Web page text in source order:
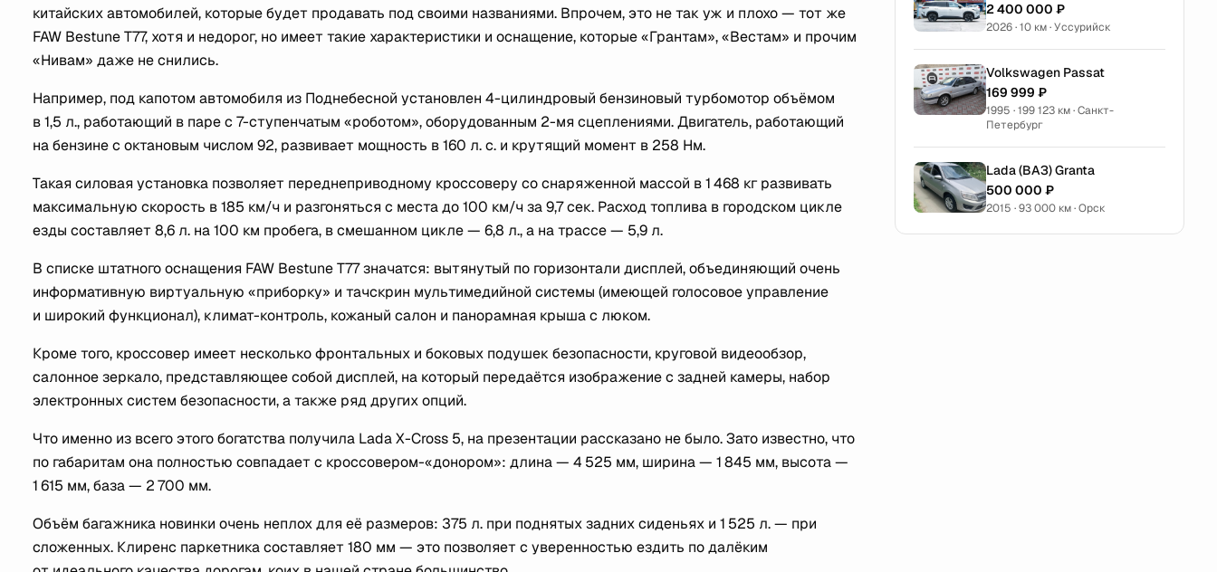
китайских автомобилей, которые будет продавать под своими названиями. Впрочем, это не так уж и плохо — тот же
FAW Bestune T77, хотя и недорог, но имеет такие характеристики и оснащение, которые «Грантам», «Вестам» и прочим
«Нивам» даже не снились.
Например, под капотом автомобиля из Поднебесной установлен 4-цилиндровый бензиновый турбомотор объёмом
в 1,5 л., работающий в паре с 7-ступенчатым «роботом», оборудованным 2-мя сцеплениями. Двигатель, работающий
на бензине с октановым числом 92, развивает мощность в 160 л. с. и крутящий момент в 258 Нм.
Такая силовая установка позволяет переднеприводному кроссоверу со снаряженной массой в 1 468 кг развивать
максимальную скорость в 185 км/ч и разгоняться с места до 100 км/ч за 9,7 сек. Расход топлива в городском цикле
езды составляет 8,6 л. на 100 км пробега, в смешанном цикле — 6,8 л., а на трассе — 5,9 л.
В списке штатного оснащения FAW Bestune T77 значатся: вытянутый по горизонтали дисплей, объединяющий очень
информативную виртуальную «приборку» и тачскрин мультимедийной системы (имеющей голосовое управление
и широкий функционал), климат-контроль, кожаный салон и панорамная крыша с люком.
Кроме того, кроссовер имеет несколько фронтальных и боковых подушек безопасности, круговой видеообзор,
салонное зеркало, представляющее собой дисплей, на который передаётся изображение с задней камеры, набор
электронных систем безопасности, а также ряд других опций.
Что именно из всего этого богатства получила Lada X-Cross 5, на презентации рассказано не было. Зато известно, что
по габаритам она полностью совпадает с кроссовером-«донором»: длина — 4 525 мм, ширина — 1 845 мм, высота —
1 615 мм, база — 2 700 мм.
Объём багажника новинки очень неплох для её размеров: 375 л. при поднятых задних сиденьях и 1 525 л. — при
сложенных. Клиренс паркетника составляет 180 мм — это позволяет с уверенностью ездить по далёким
2 400 000 ₽
2026 · 10 км · Уссурийск
Volkswagen Passat
169 999 ₽
1995 · 199 123 км · Санкт-
Петербург
Lada (ВАЗ) Granta
500 000 ₽
2015 · 93 000 км · Орск